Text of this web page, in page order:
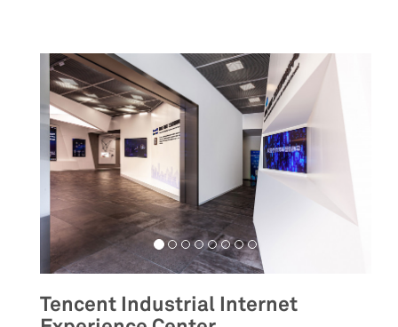
Tencent Industrial Internet